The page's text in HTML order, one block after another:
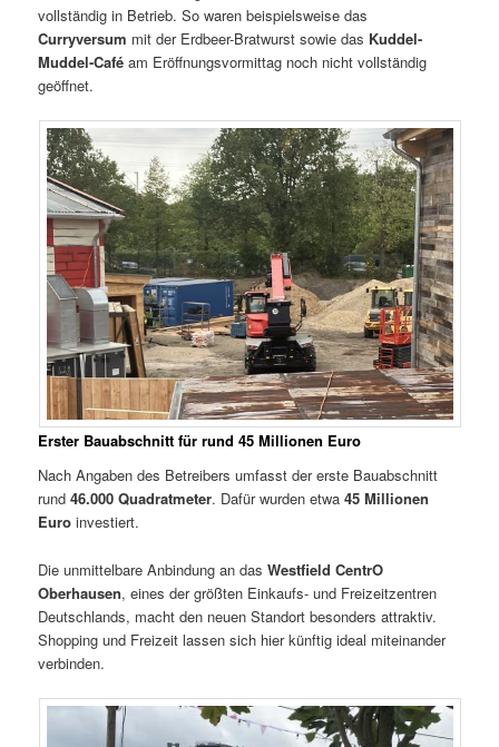
vollständig in Betrieb. So waren beispielsweise das
Curryversum mit der Erdbeer-Bratwurst sowie das Kuddel-
Muddel-Café am Eröffnungsvormittag noch nicht vollständig
geöffnet.
Erster Bauabschnitt für rund 45 Millionen Euro
Nach Angaben des Betreibers umfasst der erste Bauabschnitt
rund46.000 Quadratmeter. Dafür wurden etwa45 Millionen
Euro investiert.
Die unmittelbare Anbindung an dasWestfield CentrO
Oberhausen, eines der größten Einkaufs- und Freizeitzentren
Deutschlands, macht den neuen Standort besonders attraktiv.
Shopping und Freizeit lassen sich hier künftig ideal miteinander
verbinden.